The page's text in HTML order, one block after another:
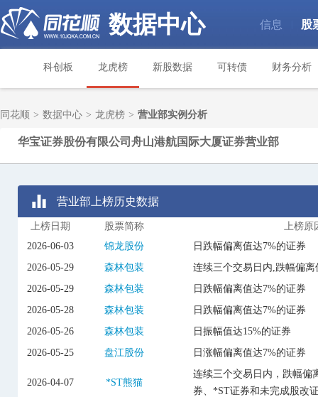
数据中心 信息 股
科创板 龙虎榜 新股数据 可转债 财务分析
同花顺 > 数据中心 > 龙虎榜 > 营业部实例分析
华宝证券股份有限公司舟山港航国际大厦证券营业部
营业部上榜历史数据
上榜日期 股票简称
上榜原
2026-06-03
锦龙股份
日跌幅偏离值达7%的证券
2026-05-29
森林包装
连续三个交易日内,跌幅偏离
2026-05-29
森林包装
日跌幅偏离值达7%的证券
2026-05-28
森林包装
日跌幅偏离值达7%的证券
2026-05-26
森林包装
日振幅值达15%的证券
2026-05-25
盘江股份 日涨幅偏离值达7%的证券
2026-04-07 *ST熊猫
连续三个交易日内，跌幅偏
券、*ST证券和未完成股改